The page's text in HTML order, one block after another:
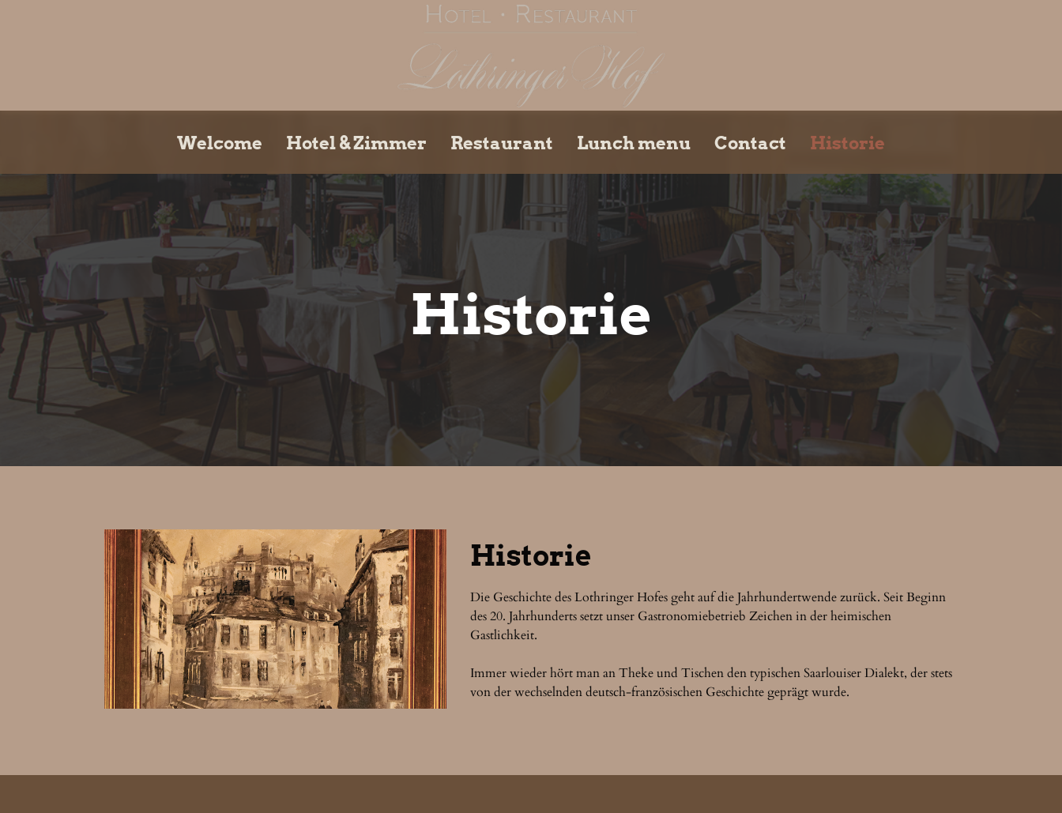
Welcome Hotel & Zimmer Restaurant Lunch menu Contact Historie
Historie
Historie
Die Geschichte des Lothringer Hofes geht auf die Jahrhundertwende zurück. Seit Beginn
des 20. Jahrhunderts setzt unser Gastronomiebetrieb Zeichen in der heimischen
Gastlichkeit.
Immer wieder hört man an Theke und Tischen den typischen Saarlouiser Dialekt, der stets
von der wechselnden deutsch-französischen Geschichte geprägt wurde.